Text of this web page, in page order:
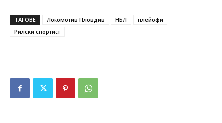
ТАГОВЕ Локомотив Пловдив НБЛ
плейофи
Рилски спортист